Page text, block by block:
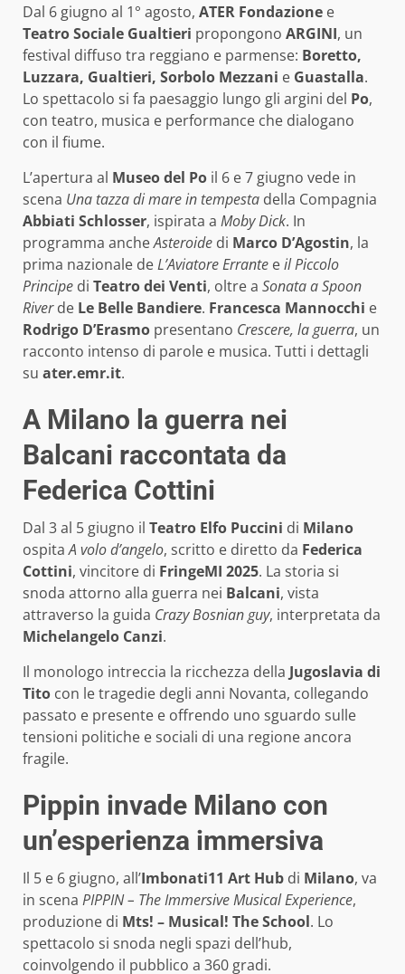
Dal 6 giugno al 1° agosto, ATER Fondazione e
Teatro Sociale Gualtieri propongono ARGINI, un
festival diffuso tra reggiano e parmense: Boretto,
Luzzara, Gualtieri, Sorbolo Mezzani e Guastalla.
Lo spettacolo si fa paesaggio lungo gli argini del Po,
con teatro, musica e performance che dialogano
con il fiume.
L’apertura al Museo del Po il 6 e 7 giugno vede in
scena Una tazza di mare in tempesta della Compagnia
Abbiati Schlosser, ispirata a Moby Dick. In
programma ancheAsteroide di Marco D’Agostin, la
prima nazionale deL’Aviatore Errante eil Piccolo
Principe di Teatro dei Venti, oltre a Sonata a Spoon
Riverde Le Belle Bandiere. Francesca Mannocchi e
Rodrigo D’Erasmo presentano Crescere, la guerra, un
racconto intenso di parole e musica. Tutti i dettagli
su ater.emr.it.
A Milano la guerra nei
Balcani raccontata da
Federica Cottini
Dal 3 al 5 giugno il Teatro Elfo Puccini di Milano
ospitaA volo d’angelo, scritto e diretto da Federica
Cottini, vincitore di FringeMI 2025. La storia si
snoda attorno alla guerra nei Balcani, vista
attraverso la guida Crazy Bosnian guy, interpretata da
Michelangelo Canzi.
Il monologo intreccia la ricchezza della Jugoslavia di
Tito con le tragedie degli anni Novanta, collegando
passato e presente e offrendo uno sguardo sulle
tensioni politiche e sociali di una regione ancora
fragile.
Pippin invade Milano con
un’esperienza immersiva
Il 5 e 6 giugno, all’Imbonati11 Art Hub di Milano, va
in scena PIPPIN – The Immersive Musical Experience,
produzione di Mts! – Musical! The School. Lo
spettacolo si snoda negli spazi dell’hub,
coinvolgendo il pubblico a 360 gradi.